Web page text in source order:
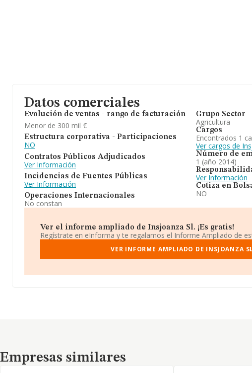
Datos comerciales
Evolución de ventas - rango de facturación
Menor de 300 mil €
Estructura corporativa - Participaciones
NO
Contratos Públicos Adjudicados
Ver Información
Incidencias de Fuentes Públicas
Ver Información
Operaciones Internacionales
No constan
Grupo Sector
Agricultura
Cargos
Encontrados 1
Ver cargos de
Número de
1 (año 2014)
Ver Información
Cotiza en
NO
Ver el informe ampliado de Insjoanza Sl. ¡Es gratis!
Regístrate en eInforma y te regalamos el Informe Ampliado de
VER INFORME AMPLIADO DE INSJOANZA
Empresas similares
Empresas similares